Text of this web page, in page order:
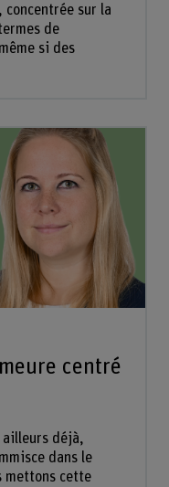
sur la
de
si des
centré
ailleurs déjà,
dans le
mettons cette